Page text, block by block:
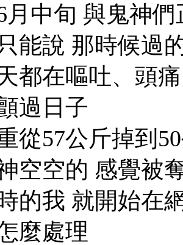
月中旬 與鬼神
能說 那時候過
都在嘔吐、頭
過日子
從57公斤掉到
空空的 感覺被
的我 就開始在
麼處理